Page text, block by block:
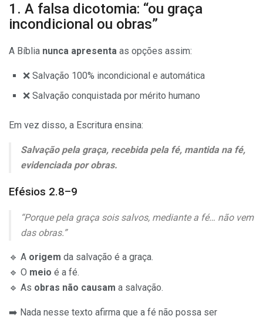
1. A falsa dicotomia: “ou graça
incondicional ou obras”
A Bíblia nunca apresenta as opções assim:
❌ Salvação 100% incondicional e automática
❌ Salvação conquistada por mérito humano
Em vez disso, a Escritura ensina:
Salvação pela graça, recebida pela fé, mantida na fé,
evidenciada por obras.
Efésios 2.8–9
“Porque pela graça sois salvos, mediante a fé… não vem
das obras.”
🔹 A origem da salvação é a graça.
🔹 O meio é a fé.
🔹 As obras não causam a salvação.
➡️ Nada nesse texto afirma que a fé não possa ser